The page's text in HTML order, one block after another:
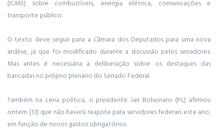
(ICMS) sobre combustíveis, energia elétrica, comunicações e
transporte público.
O texto deve seguir para a Câmara dos Deputados para uma nova
análise, já que foi modificado durante a discussão pelos senadores.
Mas antes é necessária a deliberação sobre os destaques das
bancadas no próprio plenário do Senado Federal.
Também na cena política, o presidente Jair Bolsonaro (PL) afirmou
ontem (13) que não haverá reajuste para servidores federais este ano,
em função de novos gastos obrigatórios.